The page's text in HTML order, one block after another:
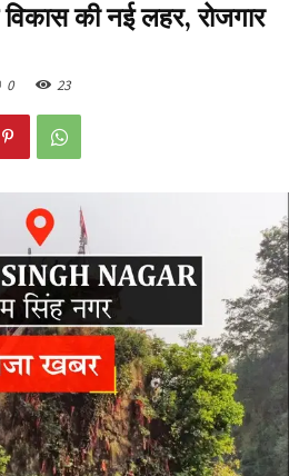
की नई लहर, रोजगार
0 23